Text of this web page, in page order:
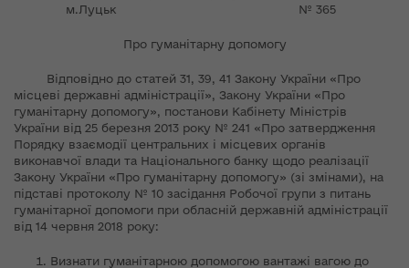
м.Луцьк № 365
Про гуманітарну допомогу
Відповідно до статей 31, 39, 41 Закону України «Про
місцеві державні адміністрації», Закону України «Про
гуманітарну допомогу», постанови Кабінету Міністрів
України від 25 березня 2013 року № 241 «Про затвердження
Порядку взаємодії центральних і місцевих органів
виконавчої влади та Національного банку щодо реалізації
Закону України «Про гуманітарну допомогу» (зі змінами), на
підставі протоколу № 10 засідання Робочої групи з питань
гуманітарної допомоги при обласній державній адміністрації
від 14 червня 2018 року:
Визнати гуманітарною допомогою вантажі вагою до